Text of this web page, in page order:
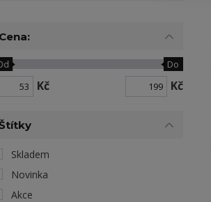
Cena:
Kč
Do
Kč
Skladem
Novinka
Akce